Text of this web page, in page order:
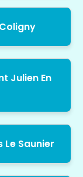
Julien En
Saunier